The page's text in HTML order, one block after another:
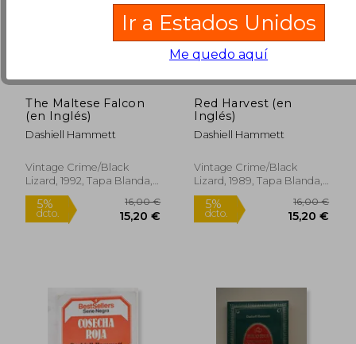
5%
The Maltese Falcon
(en Inglés)
Dashiell Hammett
Vintage Crime/Black
Lizard, 1992, Tapa Blanda,
Nuevo
Red Harvest (en
Inglés)
Dashiell Hammett
Vintage Crime/Black
Lizard, 1989, Tapa Blanda,
Nuevo
Ir a Estados Unidos
Me quedo aquí